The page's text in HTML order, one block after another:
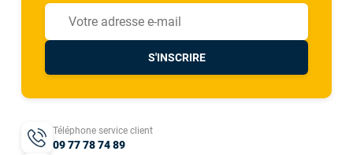
S'INSCRIRE
Téléphone service client
09 77 78 74 89